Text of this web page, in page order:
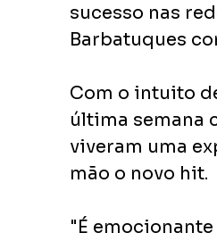
sucesso nas
Barbatuques
Com o intuito
última semana
viveram uma
mão o novo hit.
"É